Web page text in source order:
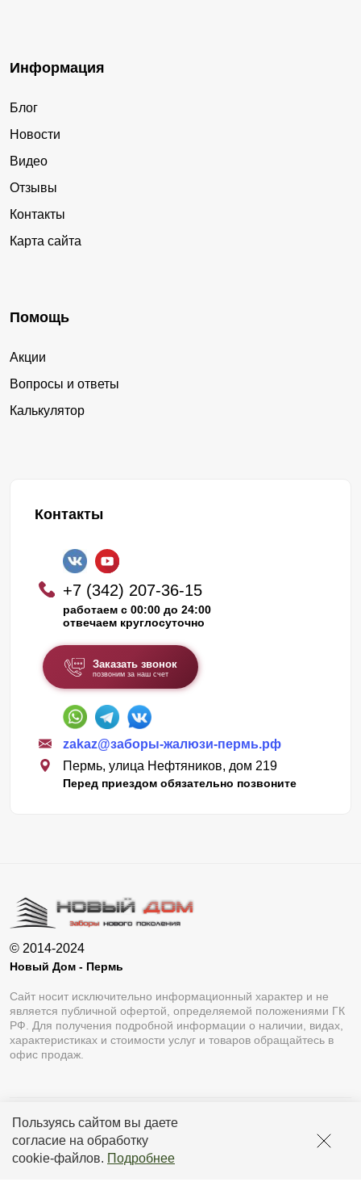
Пользуясь сайтом вы даете
согласие на обработку
cookie-файлов. Подробнее
Информация
Блог
Новости
Видео
Отзывы
Контакты
Карта сайта
Помощь
Акции
Вопросы и ответы
Калькулятор
Контакты
+7 (342) 207-36-15
работаем с 00:00 до 24:00
отвечаем круглосуточно
Заказать звонок
позвоним за наш счет
zakaz@заборы-жалюзи-пермь.рф
Пермь, улица Нефтяников, дом 219
Перед приездом обязательно позвоните
© 2014-2024
Новый Дом - Пермь
Сайт носит исключительно информационный характер и не
является публичной офертой, определяемой положениями ГК
РФ. Для получения подробной информации о наличии, видах,
характеристиках и стоимости услуг и товаров обращайтесь в
офис продаж.
Разработка сайтаLukevium
Политика конфиденциальности